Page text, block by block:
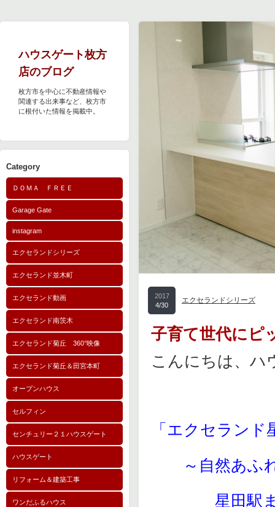
ハウスゲート枚方
店のブログ
枚方市を中心に不動産情報や
関連する出来事など、枚方市
に根付いた情報を掲載中。
Category
ＤＯＭＡ ＦＲＥＥ
Garage Gate
instagram
エクセランドシリーズ
エクセランド並木町
エクセランド動画
エクセランド南茨木
エクセランド菊丘 360°映像
エクセランド菊丘＆田宮本町
オープンハウス
セルフィン
センチュリー２１ハウスゲート
ハウスゲート
リフォーム＆建築工事
ワンだふるハウス
2017
4/30
エクセランドシリーズ
子育て世代にピ
こんにちは、ハ
「エクセラン
～自然あふれ
星田駅まで